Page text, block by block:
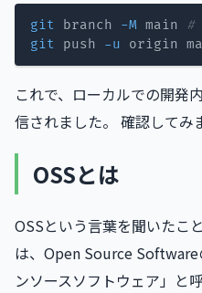
git branch -M main
#
git push -u origin
これで、ローカルでの開発
信されました。 確認してみ
OSSとは
OSSという言葉を聞いたこ
は、Open Source
ンソースソフトウェア」と